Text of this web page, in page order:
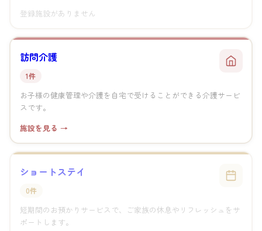
登録施設がありません
訪問介護
1件
お子様の健康管理や介護を自宅で受けることができる介護サービ
スです。
施設を見る →
ショートステイ
0件
短期間のお預かりサービスで、ご家族の休息やリフレッシュをサ
ポートします。